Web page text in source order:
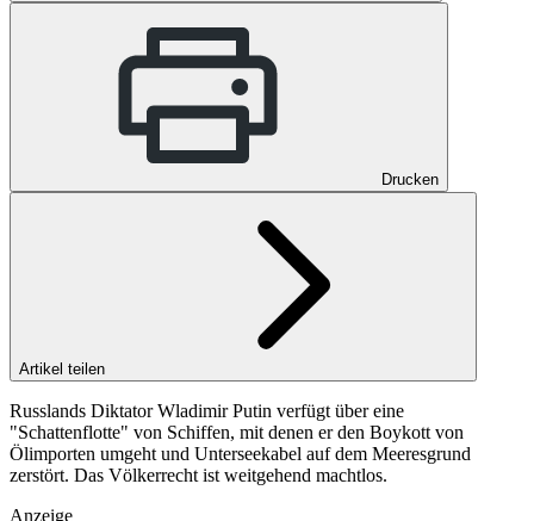
Drucken
Artikel teilen
Russlands Diktator Wladimir Putin verfügt über eine
"Schattenflotte" von Schiffen, mit denen er den Boykott von
Ölimporten umgeht und Unterseekabel auf dem Meeresgrund
zerstört. Das Völkerrecht ist weitgehend machtlos.
Anzeige